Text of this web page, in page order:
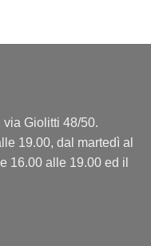
Giolitti 48/50.
19.00, dal martedì al
16.00 alle 19.00 ed il